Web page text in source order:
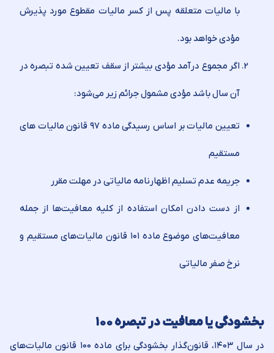
با مالیات متعلقه پس از کسر مالیات مقطوع مورد پذیرش
مؤدی خواهد بود.
اگر مجموع درآمد مؤدی بیشتر از سقف تعیین شده تبصره در
آن سال باشد مؤدی مشمول جرائم زیر می‏‌شود:
تعیین مالیات بر اساس رسیدگی ماده ۹۷ قانون مالیات های
مستقیم
جریمه عدم تسلیم اظهارنامه مالیاتی در مهلت مقرر
از دست دادن امکان استفاده از کلیه معافیت‌ها از جمله
معافیت‌های موضوع ماده ۱۰۱ قانون مالیات‏‌های مستقیم و
نرخ صفر مالیاتی
بخشودگی یا معافیت در تبصره ۱۰۰
در سال ۱۴۰۳، قانون‌گذار بخشودگی برای ماده ۱۰۰ قانون مالیات‌های